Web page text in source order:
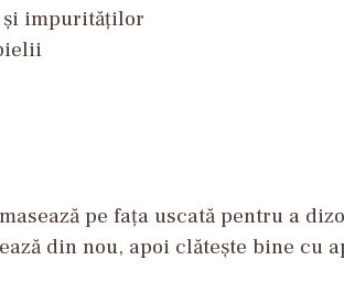
și impurităților
masează pe fața uscată pentru a
din nou, apoi clătește bine cu